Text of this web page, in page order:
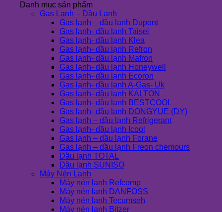
Danh mục sản phẩm
Gas Lạnh – Dầu Lạnh
Gas lạnh – dầu lạnh Dupont
Gas lạnh- dầu lạnh Taisei
Gas lạnh- dầu lạnh Klea
Gas lạnh- dầu lạnh Refron
Gas lạnh- dầu lạnh Mafron
Gas lạnh- dầu lạnh Honeywell
Gas lạnh- dầu lạnh Ecoron
Gas lạnh- dầu lạnh A-Gas- Uk
Gas lạnh- dầu lạnh KALTON
Gas lạnh- dầu lạnh BESTCOOL
Gas lạnh- dầu lạnh DONGYUE (DY)
Gas lạnh – dầu lạnh Refrigerant
Gas lạnh- dầu lạnh Icool
Gas lạnh – dầu lạnh Forane
Gas lạnh – dầu lạnh Freon chemours
Dầu lạnh TOTAL
Dầu lạnh SUNISO
Máy Nén Lạnh
Máy nén lạnh Refcomp
Máy nén lạnh DANFOSS
Máy nén lạnh Tecumseh
Máy nén lạnh Bitzer